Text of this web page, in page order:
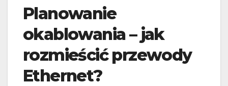
Planowanie
okablowania – jak
rozmieścić przewody
Ethernet?